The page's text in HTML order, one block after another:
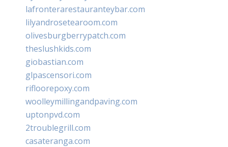
lafronterarestauranteybar.com
lilyandrosetearoom.com
olivesburgberrypatch.com
theslushkids.com
giobastian.com
glpascensori.com
rifloorepoxy.com
woolleymillingandpaving.com
uptonpvd.com
2troublegrill.com
casateranga.com